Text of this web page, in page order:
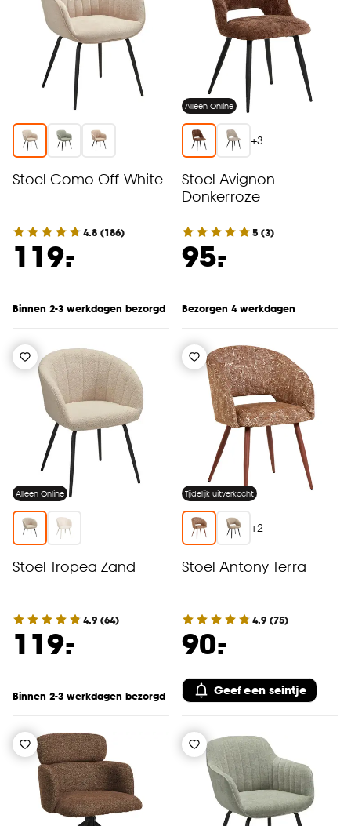
Stoel Como Off-White
4.8 (186)
119.
-
Binnen 2-3 werkdagen bezorgd
Alleen Online
+3
Stoel Avignon
Donkerroze
5 (3)
95.
-
Bezorgen 4 werkdagen
Alleen Online
Stoel Tropea Zand
4.9 (64)
119.
-
Binnen 2-3 werkdagen bezorgd
Tijdelijk uitverkocht
+2
Stoel Antony Terra
4.9 (75)
90.
-
Geef een seintje